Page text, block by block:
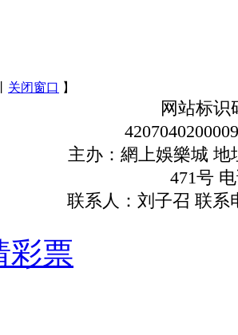
关闭窗口 】
网站标识
主办：網上娛樂城
471号
联系人：刘子召 联系
彩票